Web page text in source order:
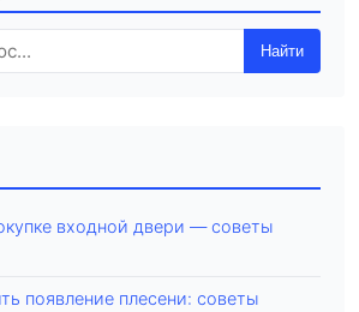
Найти
входной двери — советы
появление плесени: советы